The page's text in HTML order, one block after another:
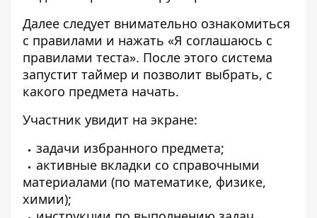
Далее следует внимательно ознакомиться
с правилами и нажать «Я соглашаюсь с
правилами теста». После этого система
запустит таймер и позволит выбрать, с
какого предмета начать.
Участник увидит на экране:
задачи избранного предмета;
активные вкладки со справочными
материалами (по математике, физике,
химии);